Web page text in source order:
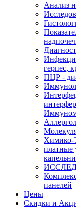
Анализ
герпес,
ПЦР -
Химико-
платные
панелей
Цены
Скидки и